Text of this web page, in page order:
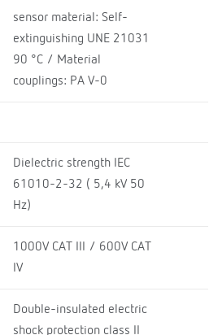
sensor material: Self-
extinguishing UNE 21031
90 °C / Material
couplings: PA V-0
Dielectric strength IEC
61010-2-32 ( 5,4 kV 50
Hz)
1000V CAT III / 600V CAT
IV
Double-insulated electric
shock protection class II